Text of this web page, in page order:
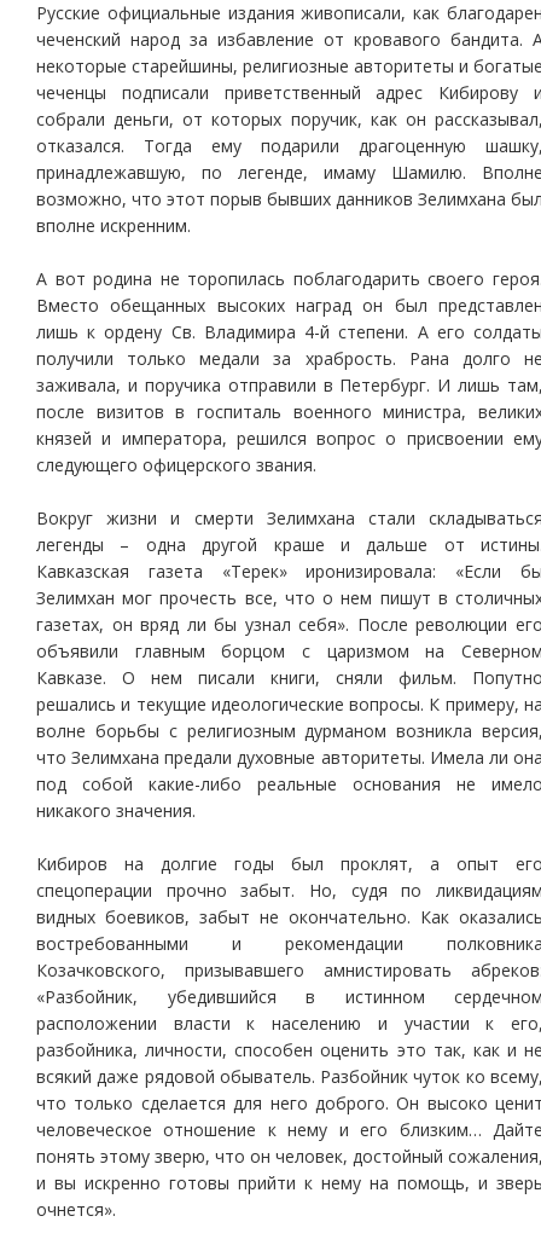
Русские официальные издания живописали, как
чеченский народ за избавление от кровавого бандита.
некоторые старейшины, религиозные авторитеты и
чеченцы подписали приветственный адрес Кибирову
собрали деньги, от которых поручик, как он
отказался. Тогда ему подарили драгоценную
принадлежавшую, по легенде, имаму Шамилю.
возможно, что этот порыв бывших данников Зелимхана
вполне искренним.
А вот родина не торопилась поблагодарить своего
Вместо обещанных высоких наград он был
лишь к ордену Св. Владимира 4-й степени. А его
получили только медали за храбрость. Рана долго
заживала, и поручика отправили в Петербург. И лишь
после визитов в госпиталь военного министра,
князей и императора, решился вопрос о присвоении
следующего офицерского звания.
Вокруг жизни и смерти Зелимхана стали
легенды – одна другой краше и дальше от
Кавказская газета «Терек» иронизировала: «Если
Зелимхан мог прочесть все, что о нем пишут в
газетах, он вряд ли бы узнал себя». После революции
объявили главным борцом с царизмом на
Кавказе. О нем писали книги, сняли фильм.
решались и текущие идеологические вопросы. К примеру,
волне борьбы с религиозным дурманом возникла
что Зелимхана предали духовные авторитеты. Имела ли
под собой какие-либо реальные основания не
никакого значения.
Кибиров на долгие годы был проклят, а опыт
спецоперации прочно забыт. Но, судя по
видных боевиков, забыт не окончательно. Как
востребованными и рекомендации
Козачковского, призывавшего амнистировать
«Разбойник, убедившийся в истинном
расположении власти к населению и участии к
разбойника, личности, способен оценить это так, как и
всякий даже рядовой обыватель. Разбойник чуток ко
что только сделается для него доброго. Он высоко
человеческое отношение к нему и его близким…
понять этому зверю, что он человек, достойный
и вы искренно готовы прийти к нему на помощь, и
очнется».